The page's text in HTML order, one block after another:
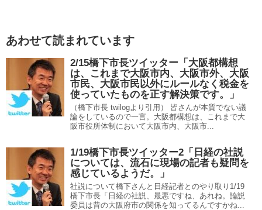
あわせて読まれています
2/15橋下市長ツイッター「大阪都構想
は、これまで大阪市内、大阪市外、大阪
市民、大阪市民以外にルールなく税金を
使っていたものを正す解決策です。」
（橋下市長 twilogより引用） 皆さんが本質でない議
論をしているので一言。大阪都構想は、これまで大
阪市役所体制において大阪市内、大阪市...
1/19橋下市長ツイッター2「日経の社説
については、流石に現場の記者も疑問を
感じているようだ。」
社説について橋下さんと日経記者とのやり取り1/19
橋下市長「日経の社説、最悪ですね、あれね。論説
委員は昔の大阪府市の関係を知ってるんですかね...